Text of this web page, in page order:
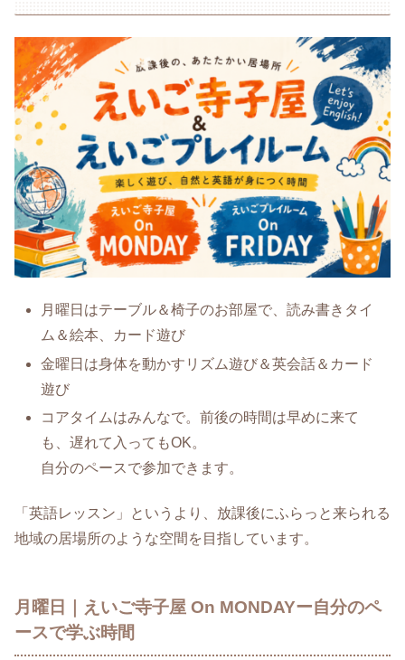
月曜日はテーブル＆椅子のお部屋で、読み書きタイ
ム＆絵本、カード遊び
金曜日は身体を動かすリズム遊び＆英会話＆カード
遊び
コアタイムはみんなで。前後の時間は早めに来て
も、遅れて入ってもOK。
自分のペースで参加できます。
「英語レッスン」というより、放課後にふらっと来られる
地域の居場所のような空間を目指しています。
月曜日｜えいご寺子屋 On MONDAYー自分のペ
ースで学ぶ時間